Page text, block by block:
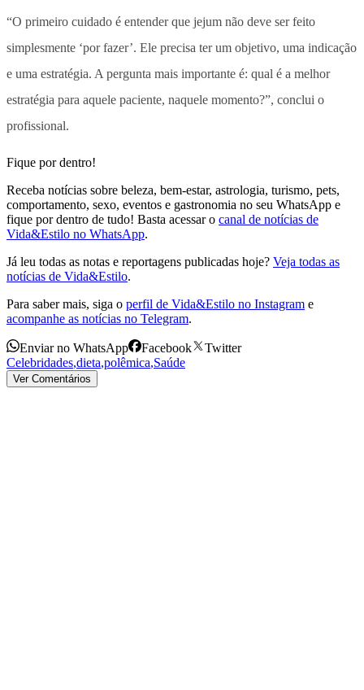
“O primeiro cuidado é entender que jejum não deve ser feito
simplesmente ‘por fazer’. Ele precisa ter um objetivo, uma indicação
e uma estratégia. A pergunta mais importante é: qual é a melhor
estratégia para aquele paciente, naquele momento?”, conclui o
profissional.
Fique por dentro!
Receba notícias sobre beleza, bem-estar, astrologia, turismo, pets,
comportamento, sexo, eventos e gastronomia no seu WhatsApp e
fique por dentro de tudo! Basta acessar o canal de notícias de
Vida&Estilo no WhatsApp.
Já leu todas as notas e reportagens publicadas hoje? Veja todas as
notícias de Vida&Estilo.
Para saber mais, siga o perfil de Vida&Estilo no Instagram e
acompanhe as notícias no Telegram.
Enviar no WhatsApp Facebook
Twitter
Celebridades,dieta,polêmica,Saúde
Ver Comentários